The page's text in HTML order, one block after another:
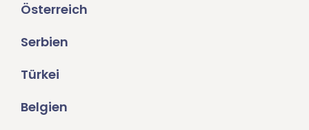
Österreich
Serbien
Türkei
Belgien